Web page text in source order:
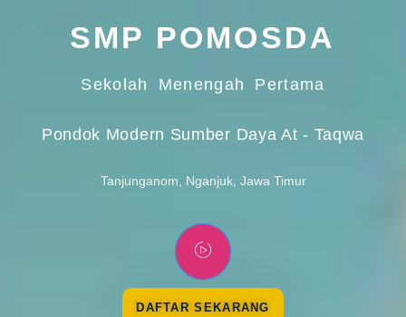
SMP POMOSDA
Sekolah Menengah Pertama
Pondok Modern Sumber Daya At - Taqwa
Tanjunganom, Nganjuk, Jawa Timur
DAFTAR SEKARANG